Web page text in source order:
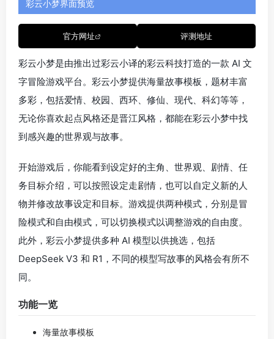
彩云小梦界面预览
官方网址 评测地址
彩云小梦是由推出过彩云小译的彩云科技打造的一款 AI 文
字冒险游戏平台。彩云小梦提供海量故事模板，题材丰富
多彩，包括爱情、校园、西环、修仙、现代、科幻等等，
无论你喜欢起点风格还是晋江风格，都能在彩云小梦中找
到感兴趣的世界观与故事。
开始游戏后，你能看到设定好的主角、世界观、剧情、任
务目标介绍，可以按照设定走剧情，也可以自定义新的人
物并修改故事设定和目标。游戏提供两种模式，分别是冒
险模式和自由模式，可以切换模式以调整游戏的自由度。
此外，彩云小梦提供多种 AI 模型以供挑选，包括
DeepSeek V3 和 R1，不同的模型写故事的风格会有所不
同。
功能一览
海量故事模板